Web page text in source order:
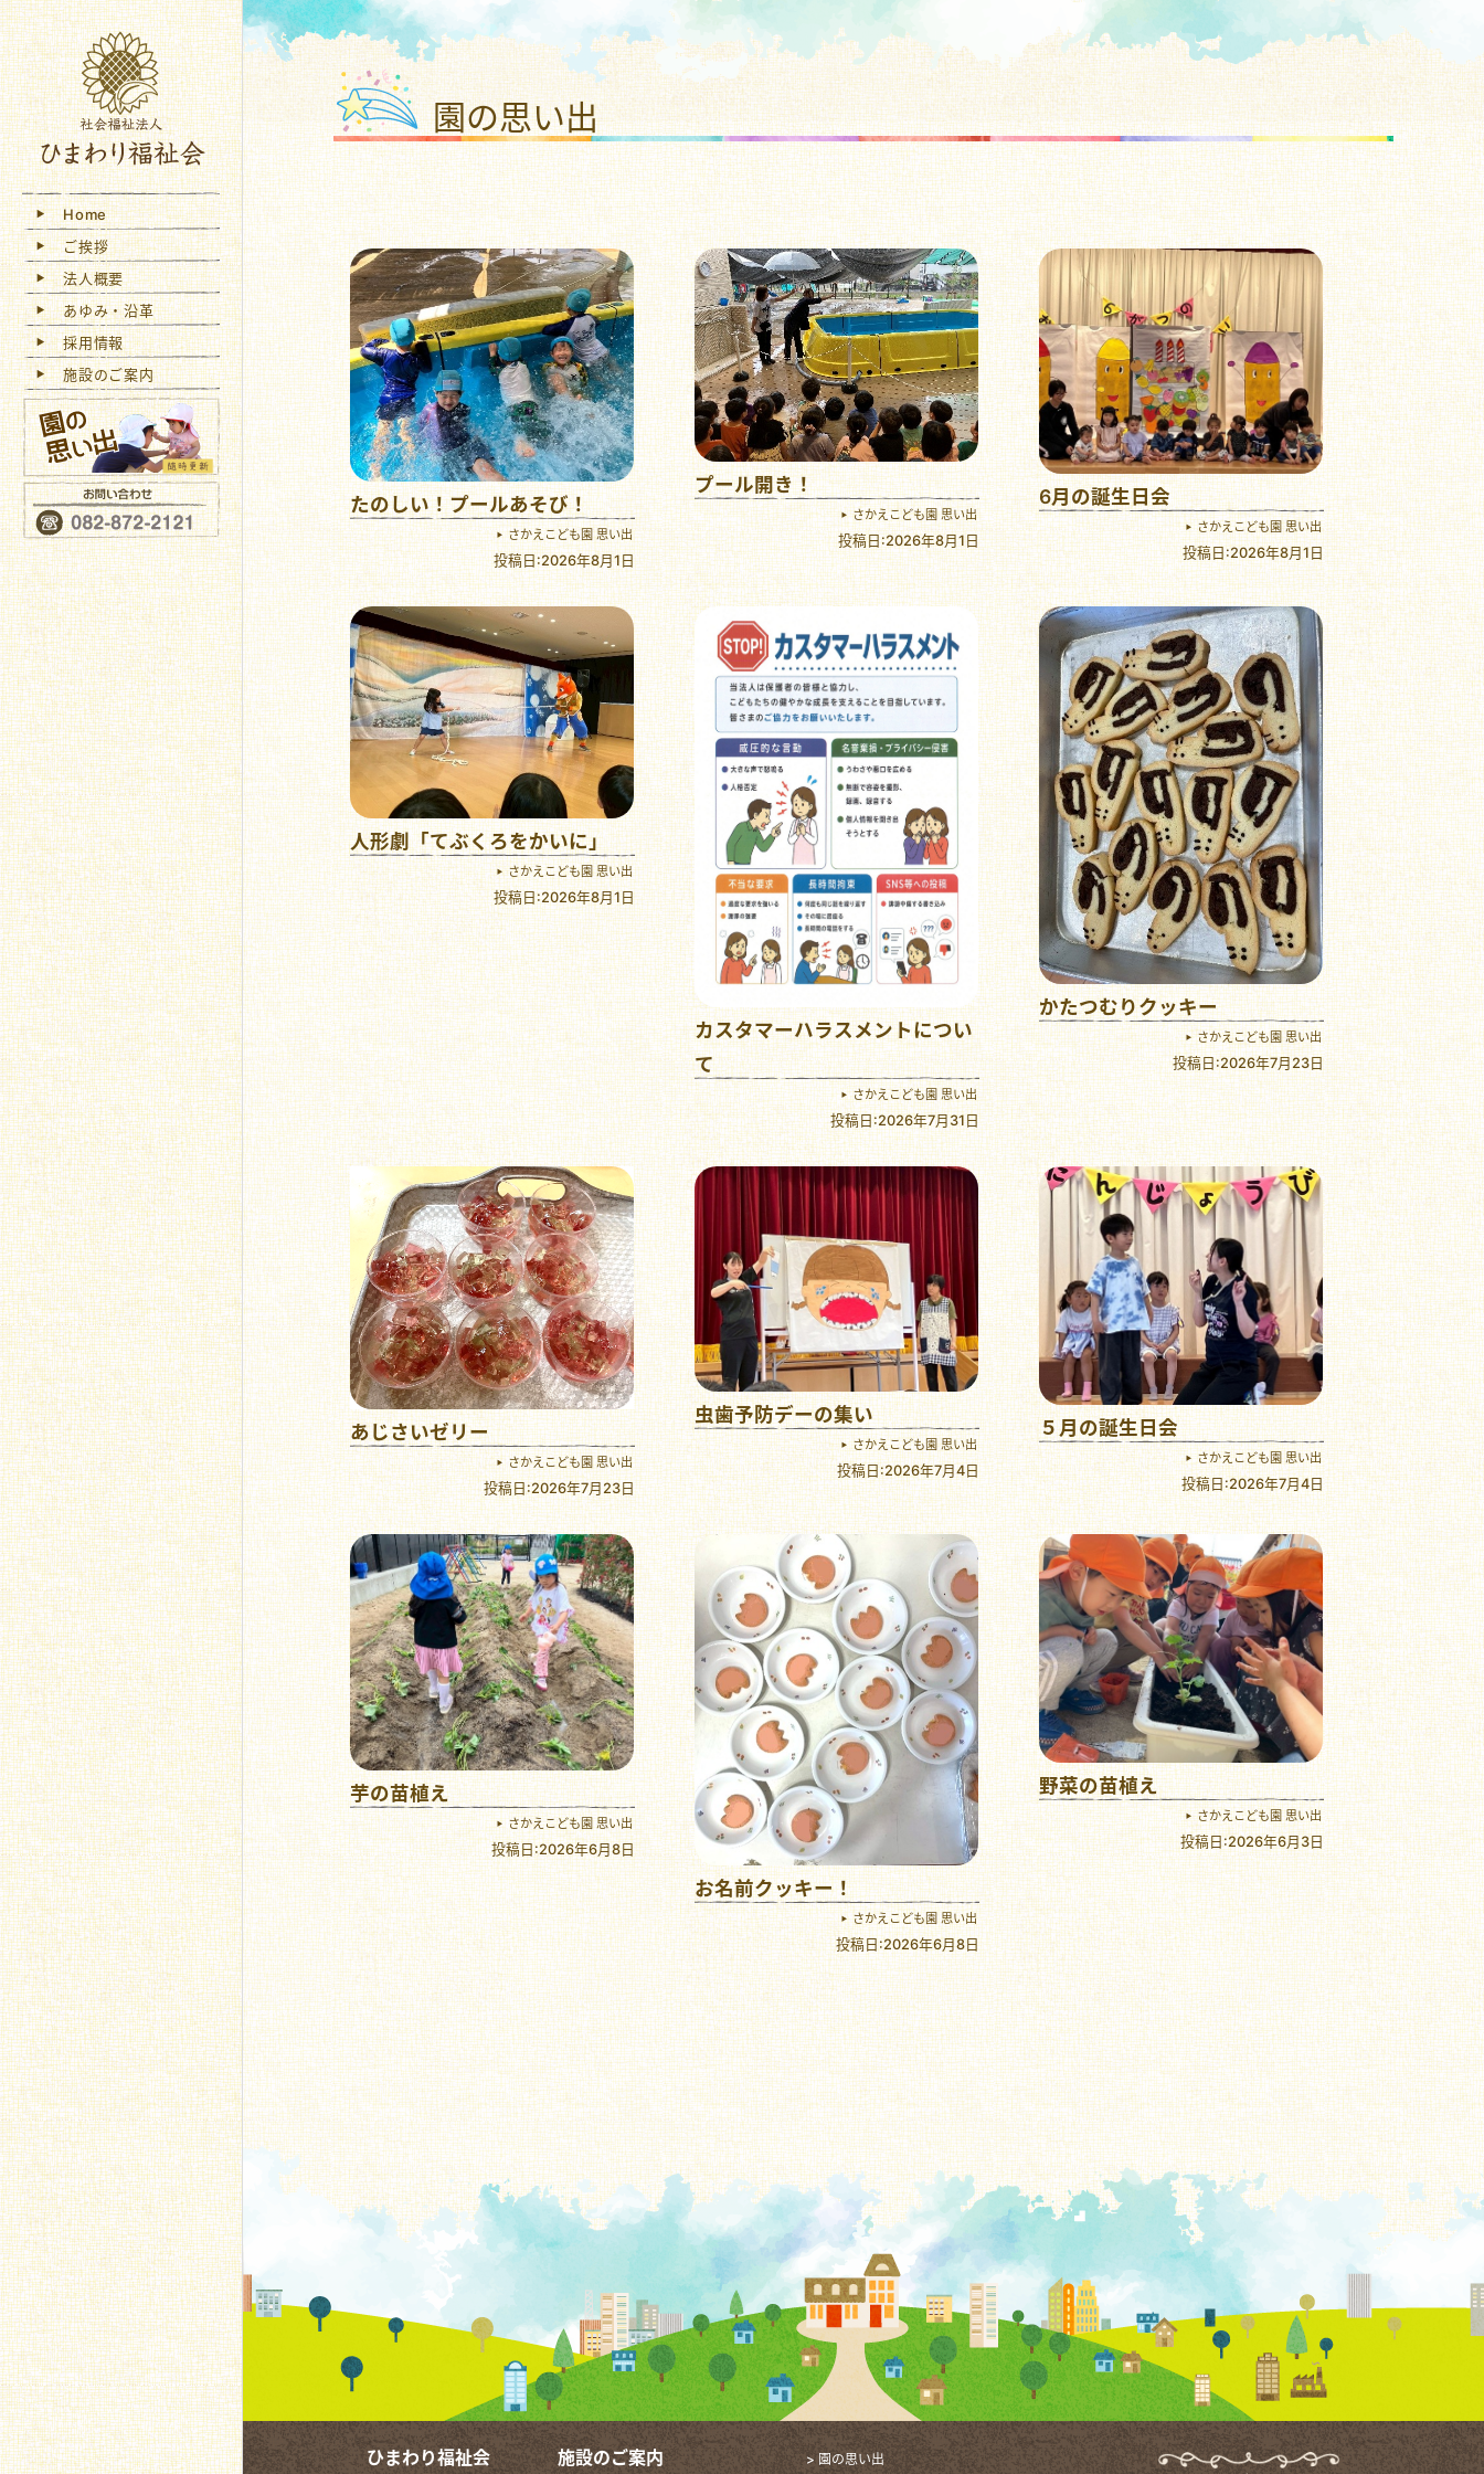
社会福祉法人 ひまわり福祉会
Home
ご挨拶
法人概要
あゆみ・沿革
採用情報
施設のご案内
園の思い出
たのしい！プールあそび！
さかえこども園 思い出
投稿日:2026年8月1日
プール開き！
さかえこども園 思い出
投稿日:2026年8月1日
6月の誕生日会
さかえこども園 思い出
投稿日:2026年8月1日
人形劇「てぶくろをかいに」
さかえこども園 思い出
投稿日:2026年8月1日
カスタマーハラスメントについ
て
さかえこども園 思い出
投稿日:2026年7月31日
かたつむりクッキー
さかえこども園 思い出
投稿日:2026年7月23日
あじさいゼリー
さかえこども園 思い出
投稿日:2026年7月23日
虫歯予防デーの集い
さかえこども園 思い出
投稿日:2026年7月4日
５月の誕生日会
さかえこども園 思い出
投稿日:2026年7月4日
芋の苗植え
さかえこども園 思い出
投稿日:2026年6月8日
お名前クッキー！
さかえこども園 思い出
投稿日:2026年6月8日
野菜の苗植え
さかえこども園 思い出
投稿日:2026年6月3日
ひまわり福祉会 施設のご案内 > 園の思い出